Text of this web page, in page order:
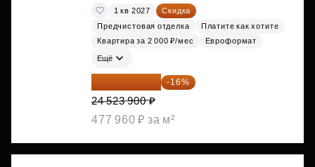
1 кв 2027
Скидка
Предчистовая отделка
Платите как хотите
Квартира за 2 000 ₽/мес
Евроформат
Ещё
20 600 076 ₽ -16%
24 523 900 ₽
477 960 ₽ за м²